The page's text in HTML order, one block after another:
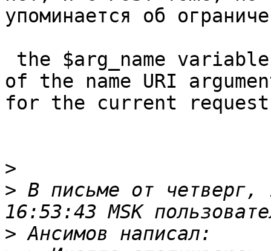
упоминается об
of the name URI
for the current request
>
> В письме от четверг,
>